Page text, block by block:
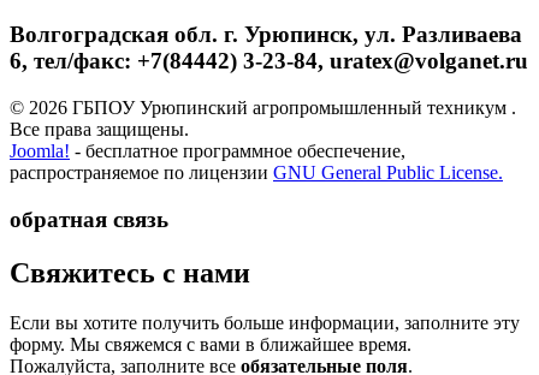
Волгоградская обл. г. Урюпинск, ул. Разливаева
6, тел/факс: +7(84442) 3-23-84, uratex@volganet.ru
© 2026 ГБПОУ Урюпинский агропромышленный техникум .
Все права защищены.
Joomla! - бесплатное программное обеспечение,
распространяемое по лицензии GNU General Public License.
обратная связь
­Свяжитесь с нами
Если вы хотите получить больше информации, заполните эту
форму. Мы свяжемся с вами в ближайшее время.
Пожалуйста, заполните все обязательные поля.